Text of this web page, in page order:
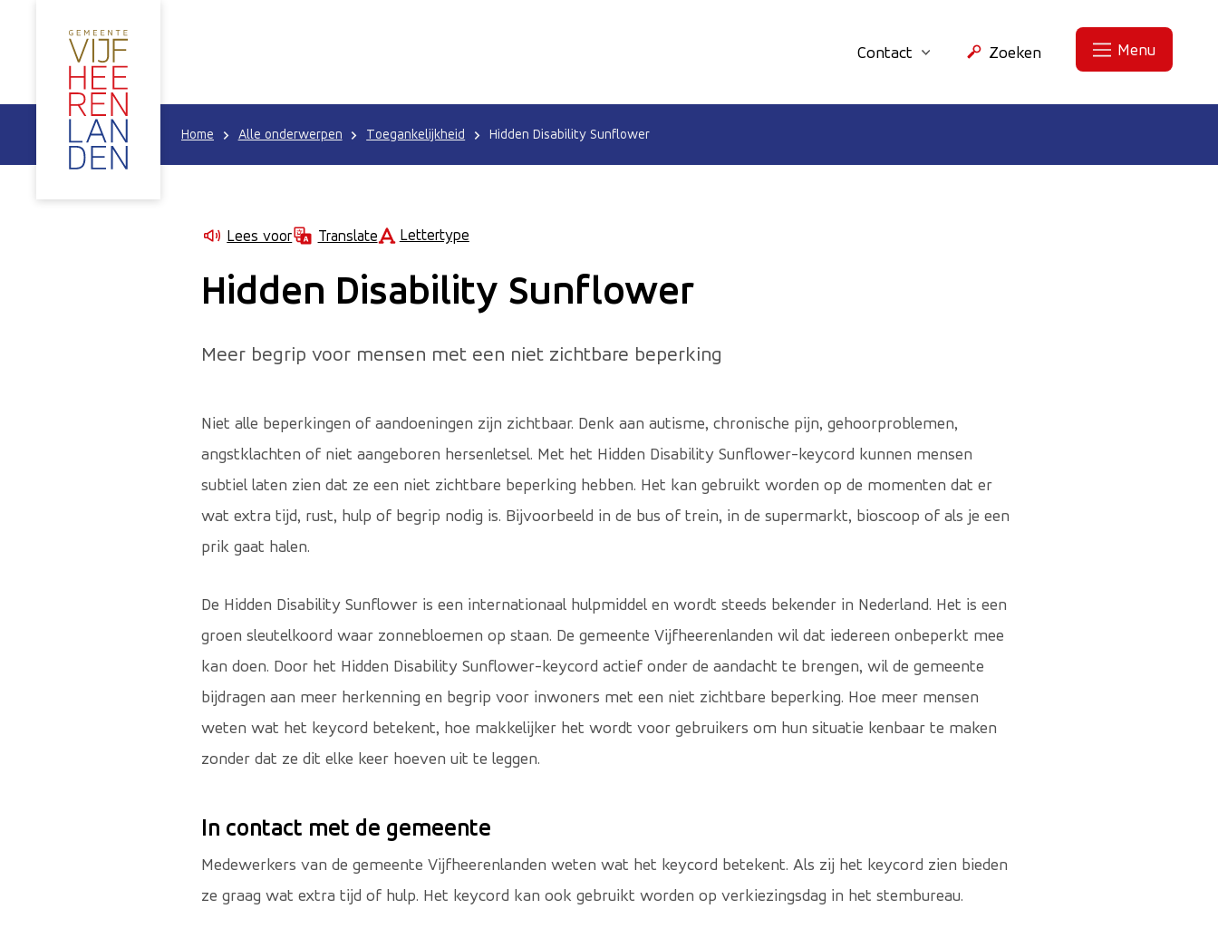
Contact Zoeken Menu
Home Alle onderwerpen Toegankelijkheid Hidden Disability Sunflower
Lees voor Translate Lettertype
Hidden Disability Sunflower
Meer begrip voor mensen met een niet zichtbare beperking
Niet alle beperkingen of aandoeningen zijn zichtbaar. Denk aan autisme, chronische pijn, gehoorproblemen,
angstklachten of niet aangeboren hersenletsel. Met het Hidden Disability Sunflower-keycord kunnen mensen
subtiel laten zien dat ze een niet zichtbare beperking hebben. Het kan gebruikt worden op de momenten dat er
wat extra tijd, rust, hulp of begrip nodig is. Bijvoorbeeld in de bus of trein, in de supermarkt, bioscoop of als je een
prik gaat halen.
De Hidden Disability Sunflower is een internationaal hulpmiddel en wordt steeds bekender in Nederland. Het is een
groen sleutelkoord waar zonnebloemen op staan. De gemeente Vijfheerenlanden wil dat iedereen onbeperkt mee
kan doen. Door het Hidden Disability Sunflower-keycord actief onder de aandacht te brengen, wil de gemeente
bijdragen aan meer herkenning en begrip voor inwoners met een niet zichtbare beperking. Hoe meer mensen
weten wat het keycord betekent, hoe makkelijker het wordt voor gebruikers om hun situatie kenbaar te maken
zonder dat ze dit elke keer hoeven uit te leggen.
In contact met de gemeente
Medewerkers van de gemeente Vijfheerenlanden weten wat het keycord betekent. Als zij het keycord zien bieden
ze graag wat extra tijd of hulp. Het keycord kan ook gebruikt worden op verkiezingsdag in het stembureau.